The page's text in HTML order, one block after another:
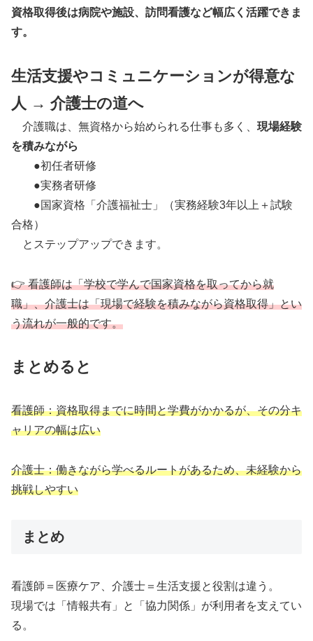
資格取得後は病院や施設、訪問看護など幅広く活躍できま
す。
生活支援やコミュニケーションが得意な
人 → 介護士の道へ
介護職は、無資格から始められる仕事も多く、 現場経験
を積みながら
●初任者研修
●実務者研修
●国家資格「介護福祉士」（実務経験3年以上＋試験
合格）
とステップアップできます。
👉 看護師は「学校で学んで国家資格を取ってから就
職」、介護士は「現場で経験を積みながら資格取得」とい
う流れが一般的です。
まとめると
看護師：資格取得までに時間と学費がかかるが、その分キ
ャリアの幅は広い
介護士：働きながら学べるルートがあるため、未経験から
挑戦しやすい
まとめ
看護師＝医療ケア、介護士＝生活支援と役割は違う。
現場では「情報共有」と「協力関係」が利用者を支えてい
る。